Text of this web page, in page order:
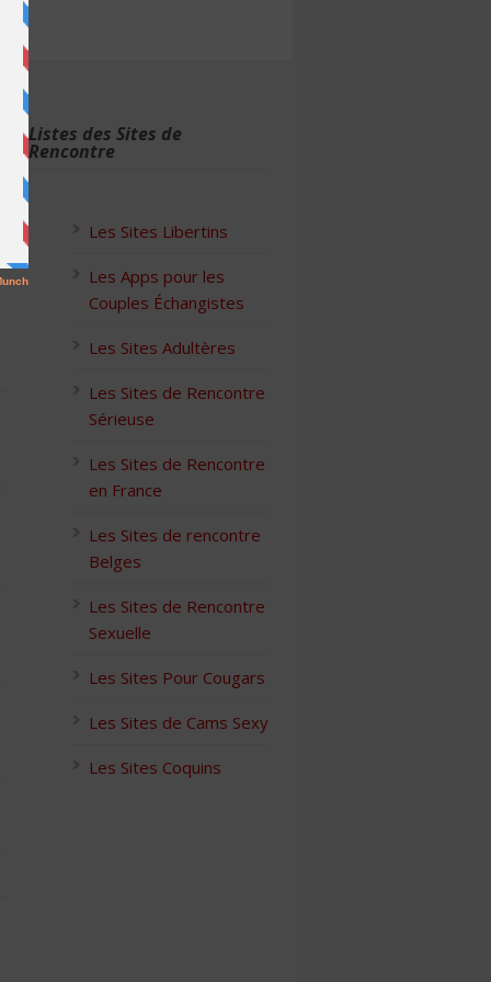
Listes des Sites de
Rencontre
Les Sites Libertins
Les Apps pour les
Couples Échangistes
Les Sites Adultères
Les Sites de Rencontre
Sérieuse
Les Sites de Rencontre
en France
Les Sites de rencontre
Belges
Les Sites de Rencontre
Sexuelle
Les Sites Pour Cougars
Les Sites de Cams Sexy
Les Sites Coquins